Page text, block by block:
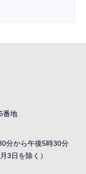
番地
分から午後5時30分
3日を除く）